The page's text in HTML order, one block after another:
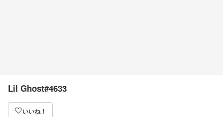
Lil Ghost#4633
いいね！